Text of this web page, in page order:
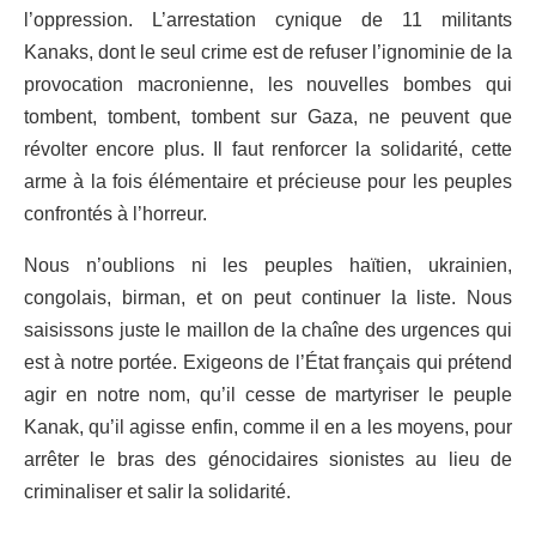
l’oppression. L’arrestation cynique de 11 militants
Kanaks, dont le seul crime est de refuser l’ignominie de la
provocation macronienne, les nouvelles bombes qui
tombent, tombent, tombent sur Gaza, ne peuvent que
révolter encore plus. Il faut renforcer la solidarité, cette
arme à la fois élémentaire et précieuse pour les peuples
confrontés à l’horreur.
Nous n’oublions ni les peuples haïtien, ukrainien,
congolais, birman, et on peut continuer la liste. Nous
saisissons juste le maillon de la chaîne des urgences qui
est à notre portée. Exigeons de l’État français qui prétend
agir en notre nom, qu’il cesse de martyriser le peuple
Kanak, qu’il agisse enfin, comme il en a les moyens, pour
arrêter le bras des génocidaires sionistes au lieu de
criminaliser et salir la solidarité.